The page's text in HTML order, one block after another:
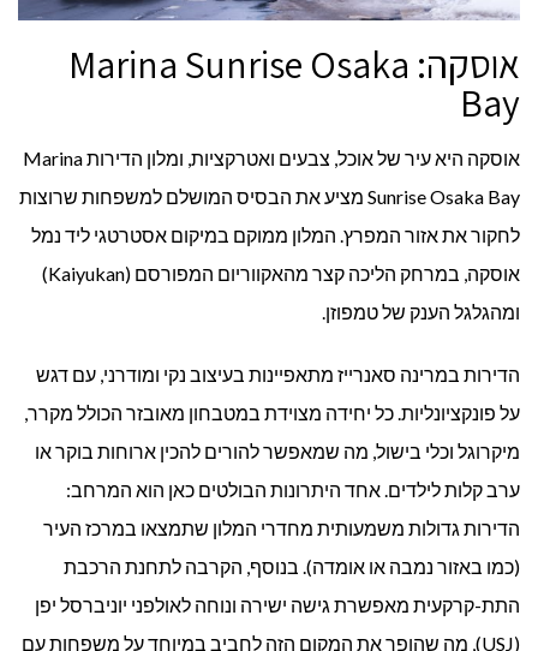
אוסקה: Marina Sunrise Osaka
Bay
אוסקה היא עיר של אוכל, צבעים ואטרקציות, ומלון הדירות Marina
Sunrise Osaka Bay מציע את הבסיס המושלם למשפחות שרוצות
לחקור את אזור המפרץ. המלון ממוקם במיקום אסטרטגי ליד נמל
אוסקה, במרחק הליכה קצר מהאקווריום המפורסם (Kaiyukan)
ומהגלגל הענק של טמפוזן.
הדירות במרינה סאנרייז מתאפיינות בעיצוב נקי ומודרני, עם דגש
על פונקציונליות. כל יחידה מצוידת במטבחון מאובזר הכולל מקרר,
מיקרוגל וכלי בישול, מה שמאפשר להורים להכין ארוחות בוקר או
ערב קלות לילדים. אחד היתרונות הבולטים כאן הוא המרחב:
הדירות גדולות משמעותית מחדרי המלון שתמצאו במרכז העיר
(כמו באזור נמבה או אומדה). בנוסף, הקרבה לתחנת הרכבת
התת-קרקעית מאפשרת גישה ישירה ונוחה לאולפני יוניברסל יפן
(USJ), מה שהופך את המקום הזה לחביב במיוחד על משפחות עם